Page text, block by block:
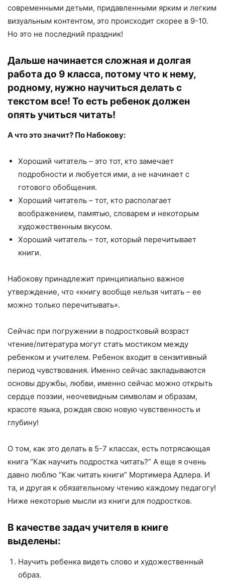
современными детьми, придавленными ярким и легким
визуальным контентом, это происходит скорее в 9-10.
Но это не последний праздник!
Дальше начинается сложная и долгая
работа до 9 класса, потому что к нему,
родному, нужно научиться делать с
текстом все! То есть ребенок должен
опять учиться читать!
А что это значит? По Набокову:
Хороший читатель – это тот, кто замечает
подробности и любуется ими, а не начинает с
готового обобщения.
Хороший читатель – тот, кто располагает
воображением, памятью, словарем и некоторым
художественным вкусом.
Хороший читатель – тот, который перечитывает
книги.
Набокову принадлежит принципиально важное
утверждение, что «книгу вообще нельзя читать – ее
можно только перечитывать».
Сейчас при погружении в подростковый возраст
чтение/литература могут стать мостиком между
ребенком и учителем. Ребенок входит в сензитивный
период чувствования. Именно сейчас закладываются
основы дружбы, любви, именно сейчас можно открыть
сердце поэзии, неочевидным символам и образам,
красоте языка, рождая свою новую чувственность и
глубину!
О том, как это делать в 5-7 классах, есть потрясающая
книга “Как научить подростка читать?” А еще я очень
давно люблю “Как читать книги” Мортимера Адлера. И
та, и другая к обязательному чтению каждому педагогу!
Ниже некоторые мысли из книги для подростков.
В качестве задач учителя в книге
выделены:
Научить ребенка видеть слово и художественный
образ.